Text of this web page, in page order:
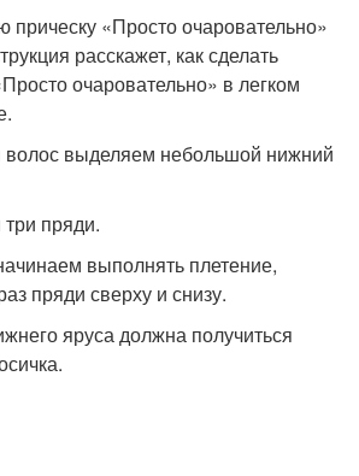
прическу «Просто очаровательно»
расскажет, как сделать
очаровательно» в легком
выделяем небольшой нижний
пряди.
выполнять плетение,
пряди сверху и снизу.
яруса должна получиться